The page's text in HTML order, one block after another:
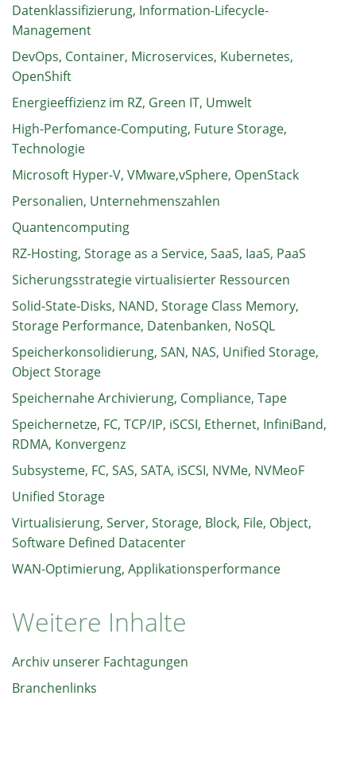
Datenklassifizierung, Information-Lifecycle-
Management
DevOps, Container, Microservices, Kubernetes,
OpenShift
Energieeffizienz im RZ, Green IT, Umwelt
High-Perfomance-Computing, Future Storage,
Technologie
Microsoft Hyper-V, VMware,vSphere, OpenStack
Personalien, Unternehmenszahlen
Quantencomputing
RZ-Hosting, Storage as a Service, SaaS, IaaS, PaaS
Sicherungsstrategie virtualisierter Ressourcen
Solid-State-Disks, NAND, Storage Class Memory,
Storage Performance, Datenbanken, NoSQL
Speicherkonsolidierung, SAN, NAS, Unified Storage,
Object Storage
Speichernahe Archivierung, Compliance, Tape
Speichernetze, FC, TCP/IP, iSCSI, Ethernet, InfiniBand,
RDMA, Konvergenz
Subsysteme, FC, SAS, SATA, iSCSI, NVMe, NVMeoF
Unified Storage
Virtualisierung, Server, Storage, Block, File, Object,
Software Defined Datacenter
WAN-Optimierung, Applikationsperformance
Weitere Inhalte
Archiv unserer Fachtagungen
Branchenlinks